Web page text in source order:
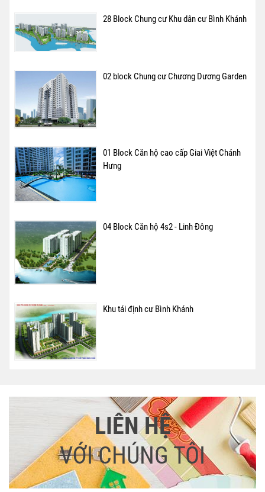
28 Block Chung cư Khu dân cư Bình Khánh
02 block Chung cư Chương Dương Garden
01 Block Căn hộ cao cấp Giai Việt Chánh
Hưng
04 Block Căn hộ 4s2 - Linh Đông
Khu tái định cư Bình Khánh
LIÊN HỆ
VỚI CHÚNG TÔI